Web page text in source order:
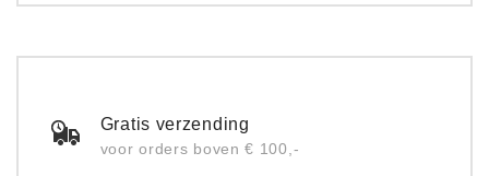
Gratis verzending
voor orders boven € 100,-